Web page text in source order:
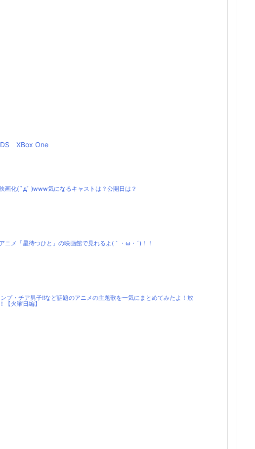
XBox One
画化( ﾟдﾟ )www気になるキャストは？公開日は？
ニメ「星待つひと」の映画館で見れるよ(｀・ω・´)！！
プ・チア男子!!など話題のアニメの主題歌を一気にまとめてみたよ！放
【火曜日編】